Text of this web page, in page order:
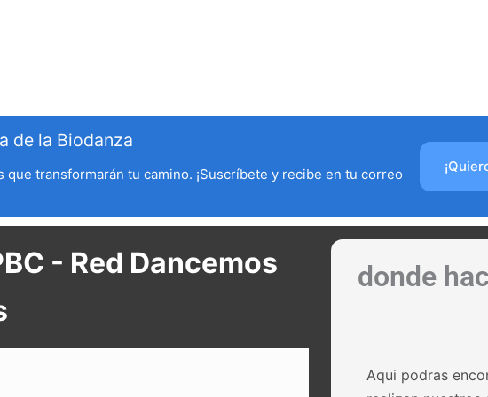
de la Biodanza
transformarán tu camino. ¡Suscríbete y recibe en tu correo
- Red Dancemos
donde
Aqui podras